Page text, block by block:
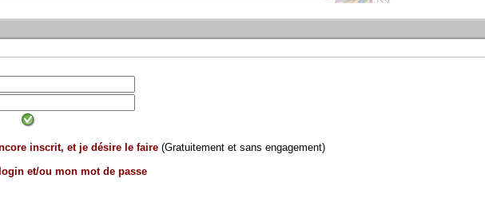
inscrit, et je désire le faire (Gratuitement et sans engagement)
et/ou mon mot de passe